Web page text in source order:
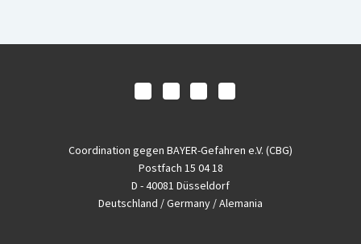
Coordination gegen BAYER-Gefahren e.V. (CBG)
Postfach 15 04 18
D - 40081 Düsseldorf
Deutschland / Germany / Alemania